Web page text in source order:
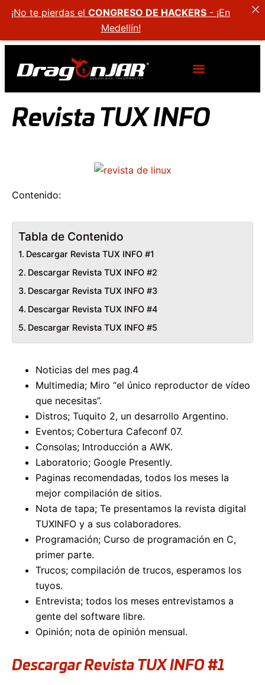
Revista TUX INFO
Contenido:
Tabla de Contenido
Descargar Revista TUX INFO #1
Descargar Revista TUX INFO #2
Descargar Revista TUX INFO #3
Descargar Revista TUX INFO #4
Descargar Revista TUX INFO #5
Noticias del mes pag.4
Multimedia; Miro “el único reproductor de vídeo
que necesitas”.
Distros; Tuquito 2, un desarrollo Argentino.
Eventos; Cobertura Cafeconf 07.
Consolas; Introducción a AWK.
Laboratorio; Google Presently.
Paginas recomendadas, todos los meses la
mejor compilación de sitios.
Nota de tapa; Te presentamos la revista digital
TUXINFO y a sus colaboradores.
Programación; Curso de programación en C,
primer parte.
Trucos; compilación de trucos, esperamos los
tuyos.
Entrevista; todos los meses entrevistamos a
gente del software libre.
Opinión; nota de opinión mensual.
Descargar Revista TUX INFO #1
¡No te pierdas el CONGRESO DE HACKERS - ¡En
Medellín!